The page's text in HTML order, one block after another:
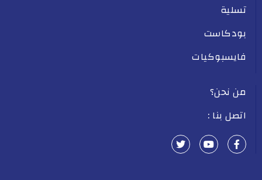
تسلية
بودكاست
فايسبوكيات
من نحن؟
اتصل بنا :